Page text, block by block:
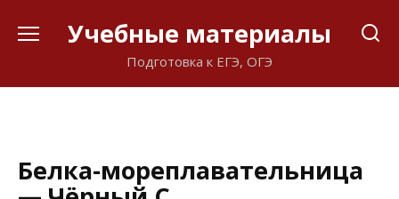
Учебные материалы
Подготовка к ЕГЭ, ОГЭ
Белка-мореплавательница